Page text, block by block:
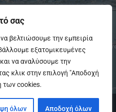
σας
βελτιώσουμε την εμπειρία
εξατομικευμένες
να αναλύσουμε την
κλικ στην επιλογή "Αποδοχή
των cookies.
όλων Αποδοχή όλων
ενημερωτική ιστοσελίδα για την
την Ήπειρο σε θέματα Κοινωνικά,
και Πολιτιστικά.